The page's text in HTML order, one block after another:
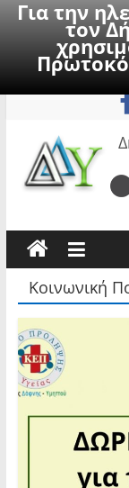
Για την
τον
to
Κοινωνική